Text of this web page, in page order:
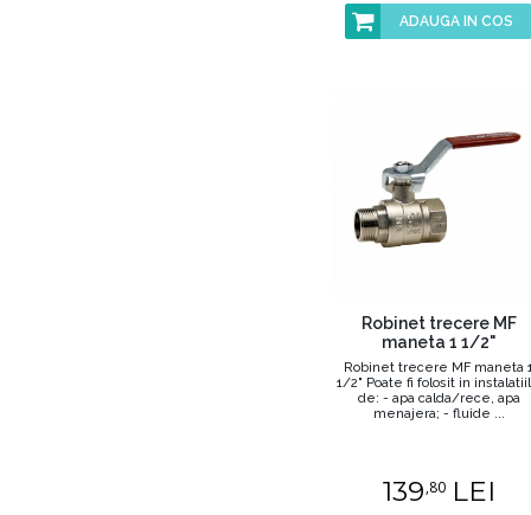
ADAUGA IN COS
Robinet trecere MF
maneta 1 1/2"
Robinet trecere MF maneta
1/2" Poate fi folosit in
de: - apa calda/rece, apa
menajera; - fluide ...
139,80LEI